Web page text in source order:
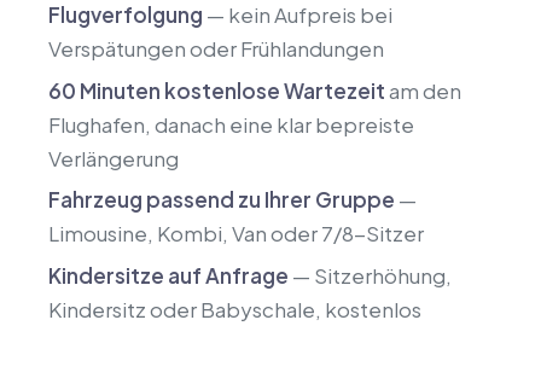
Flugverfolgung — kein Aufpreis bei
Verspätungen oder Frühlandungen
60 Minuten kostenlose Wartezeitam den
Flughafen, danach eine klar bepreiste
Verlängerung
Fahrzeug passend zu Ihrer Gruppe —
Limousine, Kombi, Van oder 7/8-Sitzer
Kindersitze auf Anfrage — Sitzerhöhung,
Kindersitz oder Babyschale, kostenlos